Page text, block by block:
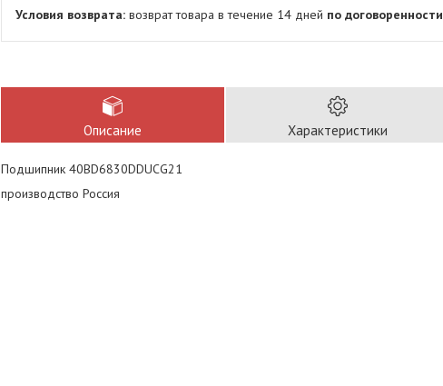
возврат товара в течение 14 дней по договоренности
Описание Характеристики
Подшипник 40BD6830DDUCG21
производство Россия